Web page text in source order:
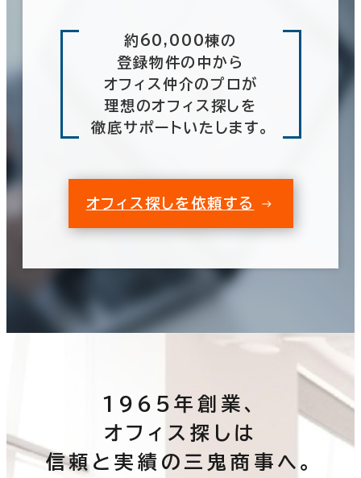
約60,000棟の
登録物件の中から
オフィス仲介のプロが
理想のオフィス探しを
徹底サポートいたします。
オフィス探しを依頼する
1965年創業、
オフィス探しは
信頼と実績の三鬼商事へ。